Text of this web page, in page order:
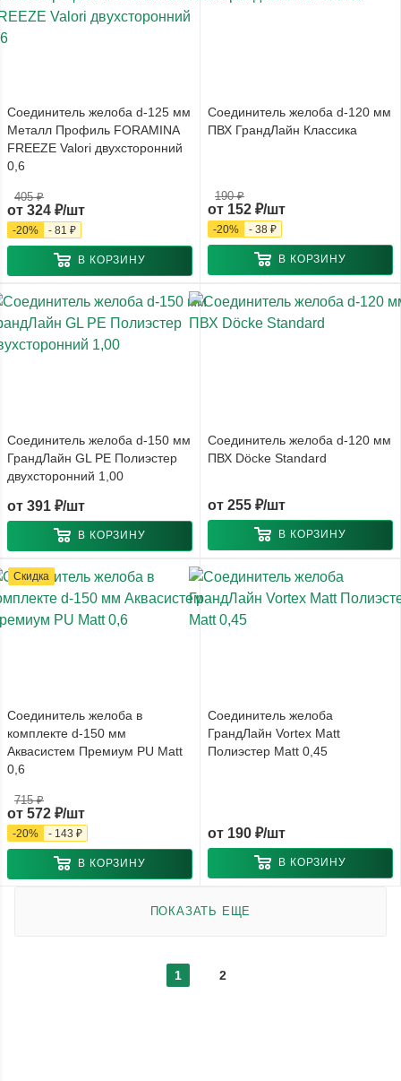
Соединитель желоба d-125 мм
Металл Профиль FORAMINA
FREEZE Valori двухсторонний
0,6
от 324 ₽/шт
405 ₽
-20% - 81 ₽
В КОРЗИНУ
Соединитель желоба d-120 мм
ПВХ ГрандЛайн Классика
от 152 ₽/шт
190 ₽
-20% - 38 ₽
В КОРЗИНУ
Соединитель желоба d-150 мм
ГрандЛайн GL PE Полиэстер
двухсторонний 1,00
от 391 ₽/шт
В КОРЗИНУ
Соединитель желоба d-120 мм
ПВХ Döcke Standard
от 255 ₽/шт
В КОРЗИНУ
Скидка
Соединитель желоба в
комплекте d-150 мм
Аквасистем Премиум PU Matt
0,6
от 572 ₽/шт
715 ₽
-20% - 143 ₽
В КОРЗИНУ
Соединитель желоба
ГрандЛайн Vortex Matt
Полиэстер Matt 0,45
от 190 ₽/шт
В КОРЗИНУ
ПОКАЗАТЬ ЕЩЕ
1 2